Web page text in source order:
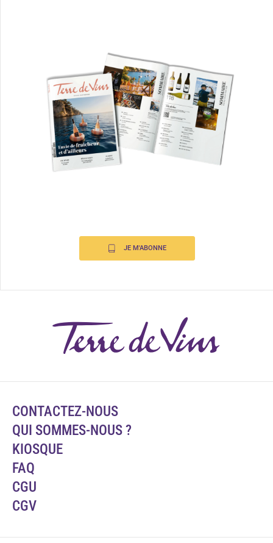
JE M'ABONNE
CONTACTEZ-NOUS
QUI SOMMES-NOUS ?
KIOSQUE
FAQ
CGU
CGV